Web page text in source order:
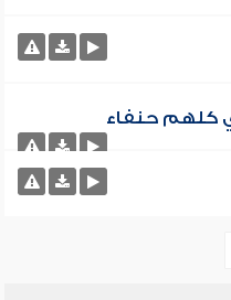
كلهم حنفاء